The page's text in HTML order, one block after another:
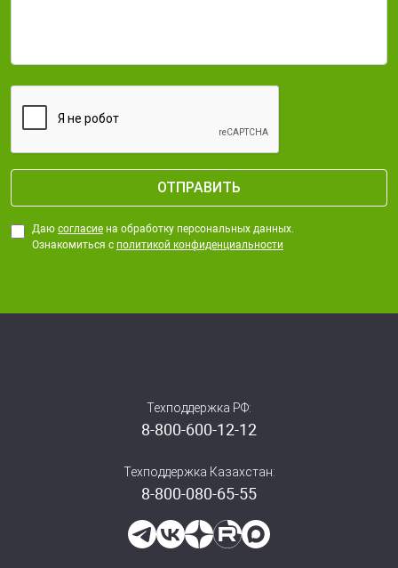
Даю согласие на обработку персональных данных.
Ознакомиться с политикой конфиденциальности
Техподдержка РФ:
8-800-600-12-12
Техподдержка Казахстан:
8-800-080-65-55